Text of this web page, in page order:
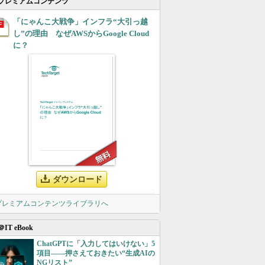
「にゃんこ大戦争」インフラ“大引っ越
し”の理由 なぜAWSからGoogle Cloud
に？
ダウンロード
レミアムコンテンツライブラリへ
IT eBook
ChatGPTに「入力してはいけない」5
項目――押さえておきたい“生成AIの
NGリスト”